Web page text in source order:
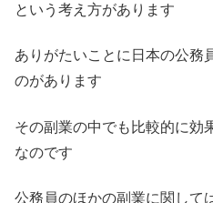
という考え方があります
ありがたいことに日本の公務
のがあります
その副業の中でも比較的に効
なのです
公務員のほかの副業に関して